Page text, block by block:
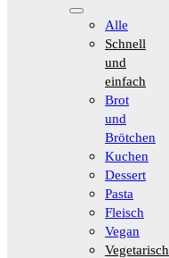
Alle
Schnell
und
einfach
Brot
und
Brötchen
Kuchen
Dessert
Pasta
Fleisch
Vegan
Vegetarisch